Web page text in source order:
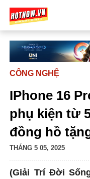
CÔNG NGHỆ
IPhone 16
phụ kiện từ
đồng hồ
THÁNG 5 05, 2025
(Giải Trí Đời